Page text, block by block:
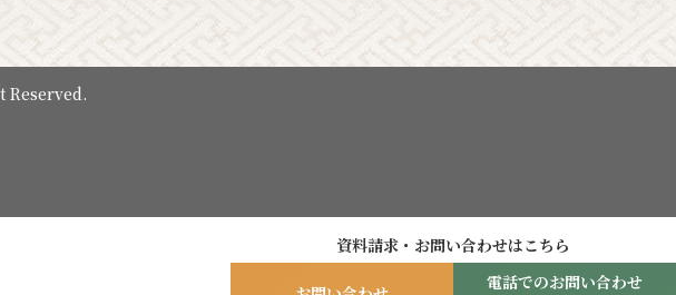
資料請求・お問い合わせはこちら
電話でのお問い合わせ
Reserved.